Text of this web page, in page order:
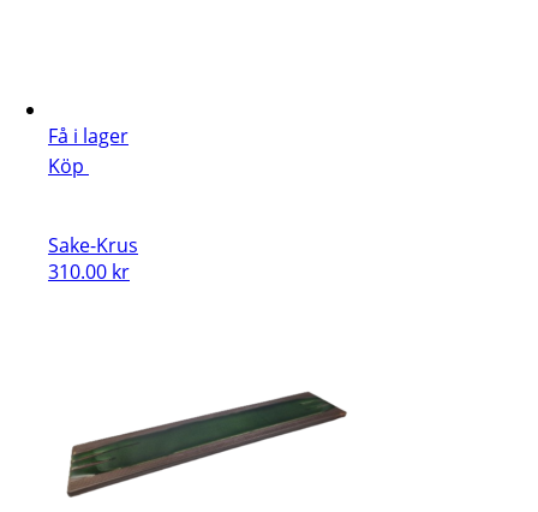
Få i lager
Köp
Sake-Krus
310.00 kr